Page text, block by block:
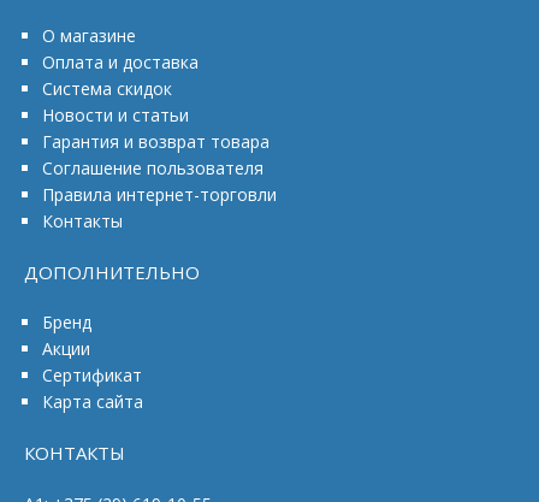
О магазине
Оплата и доставка
Система скидок
Новости и статьи
Гарантия и возврат товара
Соглашение пользователя
Правила интернет-торговли
Контакты
ДОПОЛНИТЕЛЬНО
Бренд
Акции
Сертификат
Карта сайта
КОНТАКТЫ